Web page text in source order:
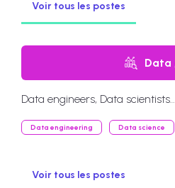
Voir tous les postes
Data
Data engineers, Data scientists...
Data engineering Data science
Voir tous les postes